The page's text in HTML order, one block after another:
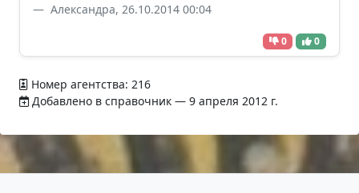
Александра, 26.10.2014 00:04
0 0
Номер агентства: 216
Добавлено в справочник — 9 апреля 2012 г.